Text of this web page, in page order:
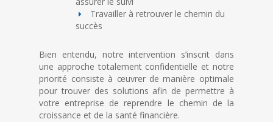
Travailler à retrouver le chemin du
succès
Bien entendu, notre intervention s’inscrit dans
une approche totalement confidentielle et notre
priorité consiste à œuvrer de manière optimale
pour trouver des solutions afin de permettre à
votre entreprise de reprendre le chemin de la
croissance et de la santé financière.